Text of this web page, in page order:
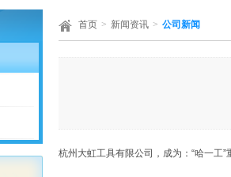
首页 > 新闻资讯 > 公司新闻
杭州大虹工具有限公司，成为：“哈一工”